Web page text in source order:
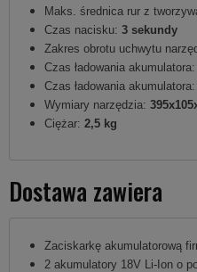
Maks. średnica rur z
Czas nacisku: 3 sekundy
Zakres obrotu uchwytu
Czas ładowania akumulatora:
Czas ładowania akumulatora:
Wymiary narzędzia:
Ciężar: 2,5 kg
Dostawa zawiera
Zaciskarkę akumulatorową
2 akumulatory 18V Li-Ion o